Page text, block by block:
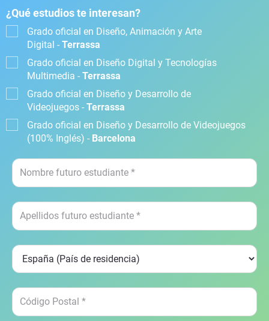
¿Qué estudios te interesan?
Grado oficial en Diseño, Animación y Arte
Digital - Terrassa
Grado oficial en Diseño Digital y Tecnologías
Multimedia - Terrassa
Grado oficial en Diseño y Desarrollo de
Videojuegos - Terrassa
Grado oficial en Diseño y Desarrollo de Videojuegos
(100% Inglés) - Barcelona